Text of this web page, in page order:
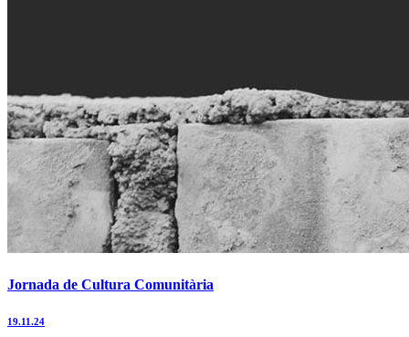
Jornada de Cultura Comunitària
19.11.24